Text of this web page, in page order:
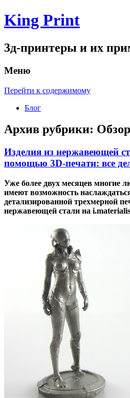
King Print
3д-принтеры и их
Меню
Перейти к содержимому
Блог
Архив рубрики:
Изделия из нержавеющей
помощью 3D-печати: все
Уже более двух месяцев многие
имеют возможность
детализированной трехмерной
нержавеющей стали на